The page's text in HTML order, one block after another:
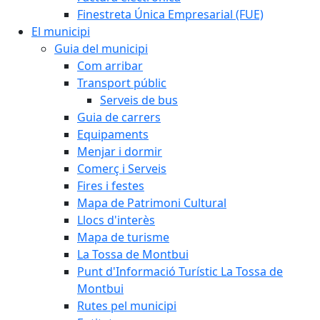
Finestreta Única Empresarial (FUE)
El municipi
Guia del municipi
Com arribar
Transport públic
Serveis de bus
Guia de carrers
Equipaments
Menjar i dormir
Comerç i Serveis
Fires i festes
Mapa de Patrimoni Cultural
Llocs d'interès
Mapa de turisme
La Tossa de Montbui
Punt d'Informació Turístic La Tossa de
Montbui
Rutes pel municipi